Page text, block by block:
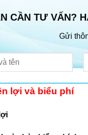
CẦN TƯ VẤN?
Gửi
lợi và biểu phí